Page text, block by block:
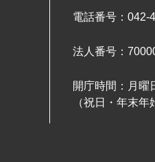
電話番号：042-
法人番号：
開庁時間：月曜
（祝日・年末年